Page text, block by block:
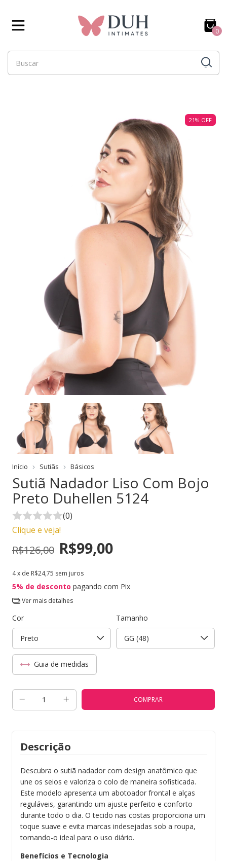
0
21% OFF
Início Sutiãs Básicos
Sutiã Nadador Liso Com Bojo
Preto Duhellen 5124
(0)
Clique e veja!
R$126,00 R$99,00
4x de R$24,75 sem juros
5% de desconto pagando com Pix
Ver mais detalhes
Cor Tamanho
Guia de medidas
Descrição
Descubra o sutiã nadador com design anatômico que
une os seios e valoriza o colo de maneira sofisticada.
Este modelo apresenta um abotoador frontal e alças
reguláveis, garantindo um ajuste perfeito e conforto
durante todo o dia. O tecido nas costas proporciona um
toque suave e evita marcas indesejadas sob a roupa,
tornando-o ideal para o uso diário.
Benefícios e Tecnologia